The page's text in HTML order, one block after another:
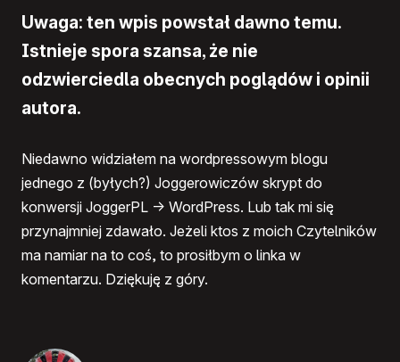
Uwaga: ten wpis powstał dawno temu.
Istnieje spora szansa, że nie
odzwierciedla obecnych poglądów i opinii
autora.
Niedawno widziałem na wordpressowym blogu
jednego z (byłych?) Joggerowiczów skrypt do
konwersji JoggerPL -> WordPress. Lub tak mi się
przynajmniej zdawało. Jeżeli ktos z moich Czytelników
ma namiar na to coś, to prosiłbym o linka w
komentarzu. Dziękuję z góry.